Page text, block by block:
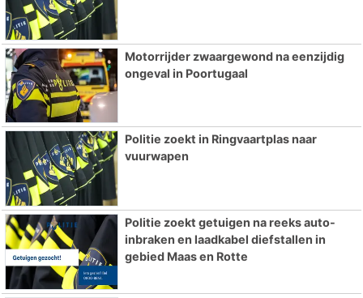
Motorrijder zwaargewond na eenzijdig
ongeval in Poortugaal
Politie zoekt in Ringvaartplas naar
vuurwapen
Politie zoekt getuigen na reeks auto-
inbraken en laadkabel diefstallen in
gebied Maas en Rotte